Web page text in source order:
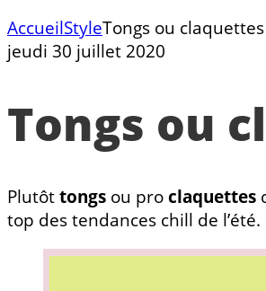
AccueilStyleTongs ou claquettes
jeudi 30 juillet 2020
Tongs ou
Plutôttongs ou proclaquettes
top des tendances chill de l’été.